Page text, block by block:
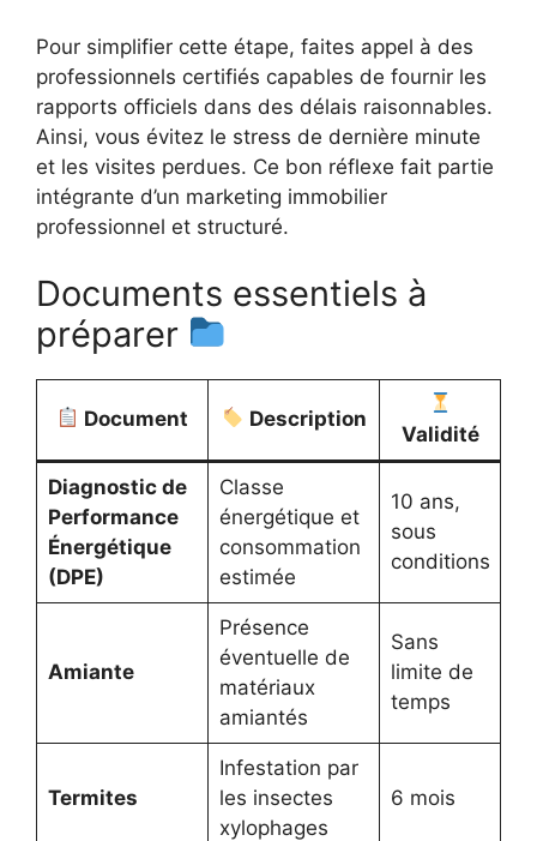
Pour simplifier cette étape, faites appel à des
professionnels certifiés capables de fournir les
rapports officiels dans des délais raisonnables.
Ainsi, vous évitez le stress de dernière minute
et les visites perdues. Ce bon réflexe fait partie
intégrante d’un marketing immobilier
professionnel et structuré.
Documents essentiels à
préparer
Document Description
Validité
Diagnostic de
Performance
Énergétique
(DPE)
Classe
énergétique et
consommation
estimée
10 ans,
sous
conditions
Amiante
Présence
éventuelle de
matériaux
amiantés
Sans
limite de
temps
Termites
Infestation par
les insectes
xylophages
6 mois